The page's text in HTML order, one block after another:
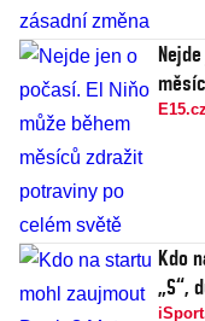
E15.cz
Kdo
„S“,